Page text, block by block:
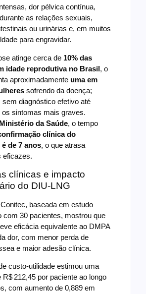
dor pélvica contínua,
as relações sexuais,
ou urinárias e, em muitos
para engravidar.
atinge cerca de 10% das
idade reprodutiva no Brasil, o
aproximadamente uma em
sofrendo da doença;
sem diagnóstico efetivo até
sintomas mais graves.
da Saúde, o tempo
clínica do
de 7 anos, o que atrasa
eficazes.
clínicas e impacto
do DIU‑LNG
baseada em estudo
com 30 pacientes, mostrou que
eficácia equivalente ao DMPA
dor, com menor perda de
e maior adesão clínica.
custo‑utilidade estimou uma
R$ 212,45 por paciente ao longo
com aumento de 0,889 em